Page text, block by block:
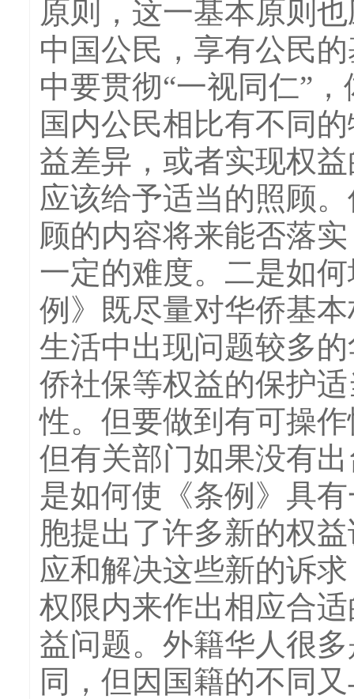
原则，这一基本原则
中国公民，享有公民
中要贯彻“一视同仁”
国内公民相比有不同
益差异，或者实现权
应该给予适当的照顾
顾的内容将来能否落
一定的难度。二是如
例》既尽量对华侨基
生活中出现问题较多
侨社保等权益的保护
性。但要做到有可操
但有关部门如果没有
是如何使《条例》具
胞提出了许多新的权
应和解决这些新的诉
权限内来作出相应合
益问题。外籍华人很
同，但因国籍的不同